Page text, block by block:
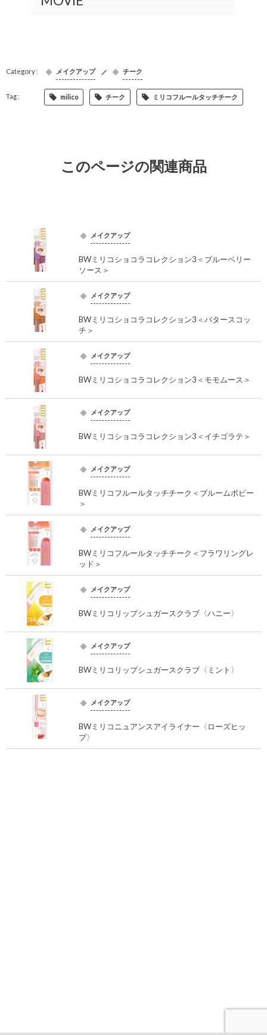
メイクアップ チーク
milico チーク ミリコフルールタッチチーク
このページの関連商品
メイクアップ
BWミリコショコラコレクション3＜ブルーベリー
ソース＞
メイクアップ
BWミリコショコラコレクション3＜バタースコッ
チ＞
メイクアップ
BWミリコショコラコレクション3＜モモムース＞
メイクアップ
BWミリコショコラコレクション3＜イチゴラテ＞
メイクアップ
BWミリコフルールタッチチーク＜ブルームポピー
＞
メイクアップ
BWミリコフルールタッチチーク＜フラワリングレ
ッド＞
メイクアップ
BWミリコリップシュガースクラブ〈ハニー〉
メイクアップ
BWミリコリップシュガースクラブ〈ミント〉
メイクアップ
BWミリコニュアンスアイライナー〈ローズヒッ
プ〉